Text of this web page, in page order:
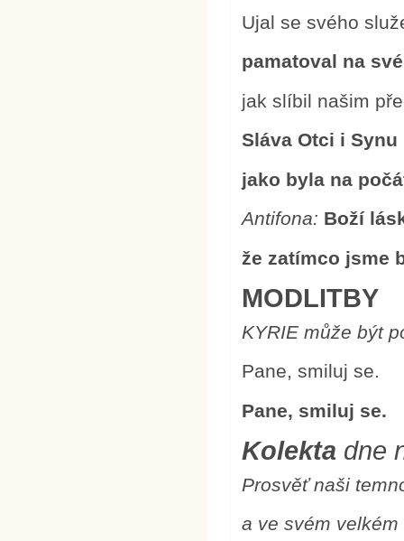
Ujal se svého
pamatoval na
jak slíbil našim
Sláva Otci i
jako byla na
Antifona: Boží
že zatímco jsme
MODLITBY
KYRIE může být
Pane, smiluj se.
Pane, smiluj se.
Kolekta dne
Prosvěť naši
a ve svém